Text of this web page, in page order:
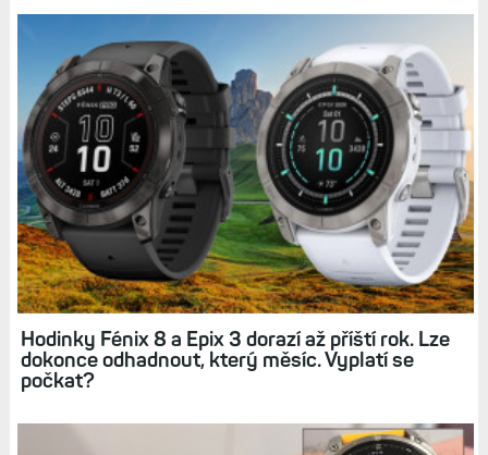
Jak používat režim UltraTrac na hodinkách
Garmin a k čemu se hodí? Praktický test: Fénix
8 vs. FR 255